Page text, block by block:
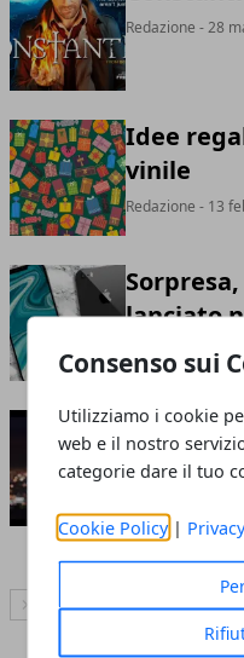
Consenso sui
Utilizziamo i cookie
web e il nostro
categorie dare il tuo
Cookie Policy |
Redazione - 28
Idee
vinile
Redazione - 13
Sorpresa,
lanciato
- 03
Samsung
Redazione- 01
Articolo Successivo